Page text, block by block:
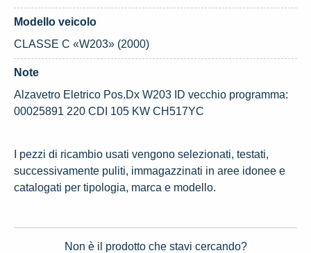
Modello veicolo
CLASSE C «W203» (2000)
Note
Alzavetro Eletrico Pos.Dx W203 ID vecchio programma:
00025891 220 CDI 105 KW CH517YC
I pezzi di ricambio usati vengono selezionati, testati,
successivamente puliti, immagazzinati in aree idonee e
catalogati per tipologia, marca e modello.
Non è il prodotto che stavi cercando?